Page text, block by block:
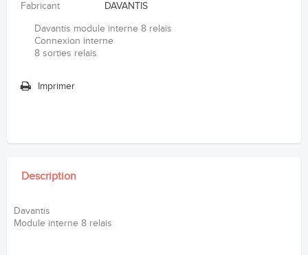
Fabricant DAVANTIS
Davantis module interne 8 relais
Connexion interne
8 sorties relais
Imprimer
Description
Davantis
Module interne 8 relais